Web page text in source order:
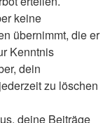
keine
übernimmt, die er
Kenntnis
dein
zu löschen
deine Beiträge